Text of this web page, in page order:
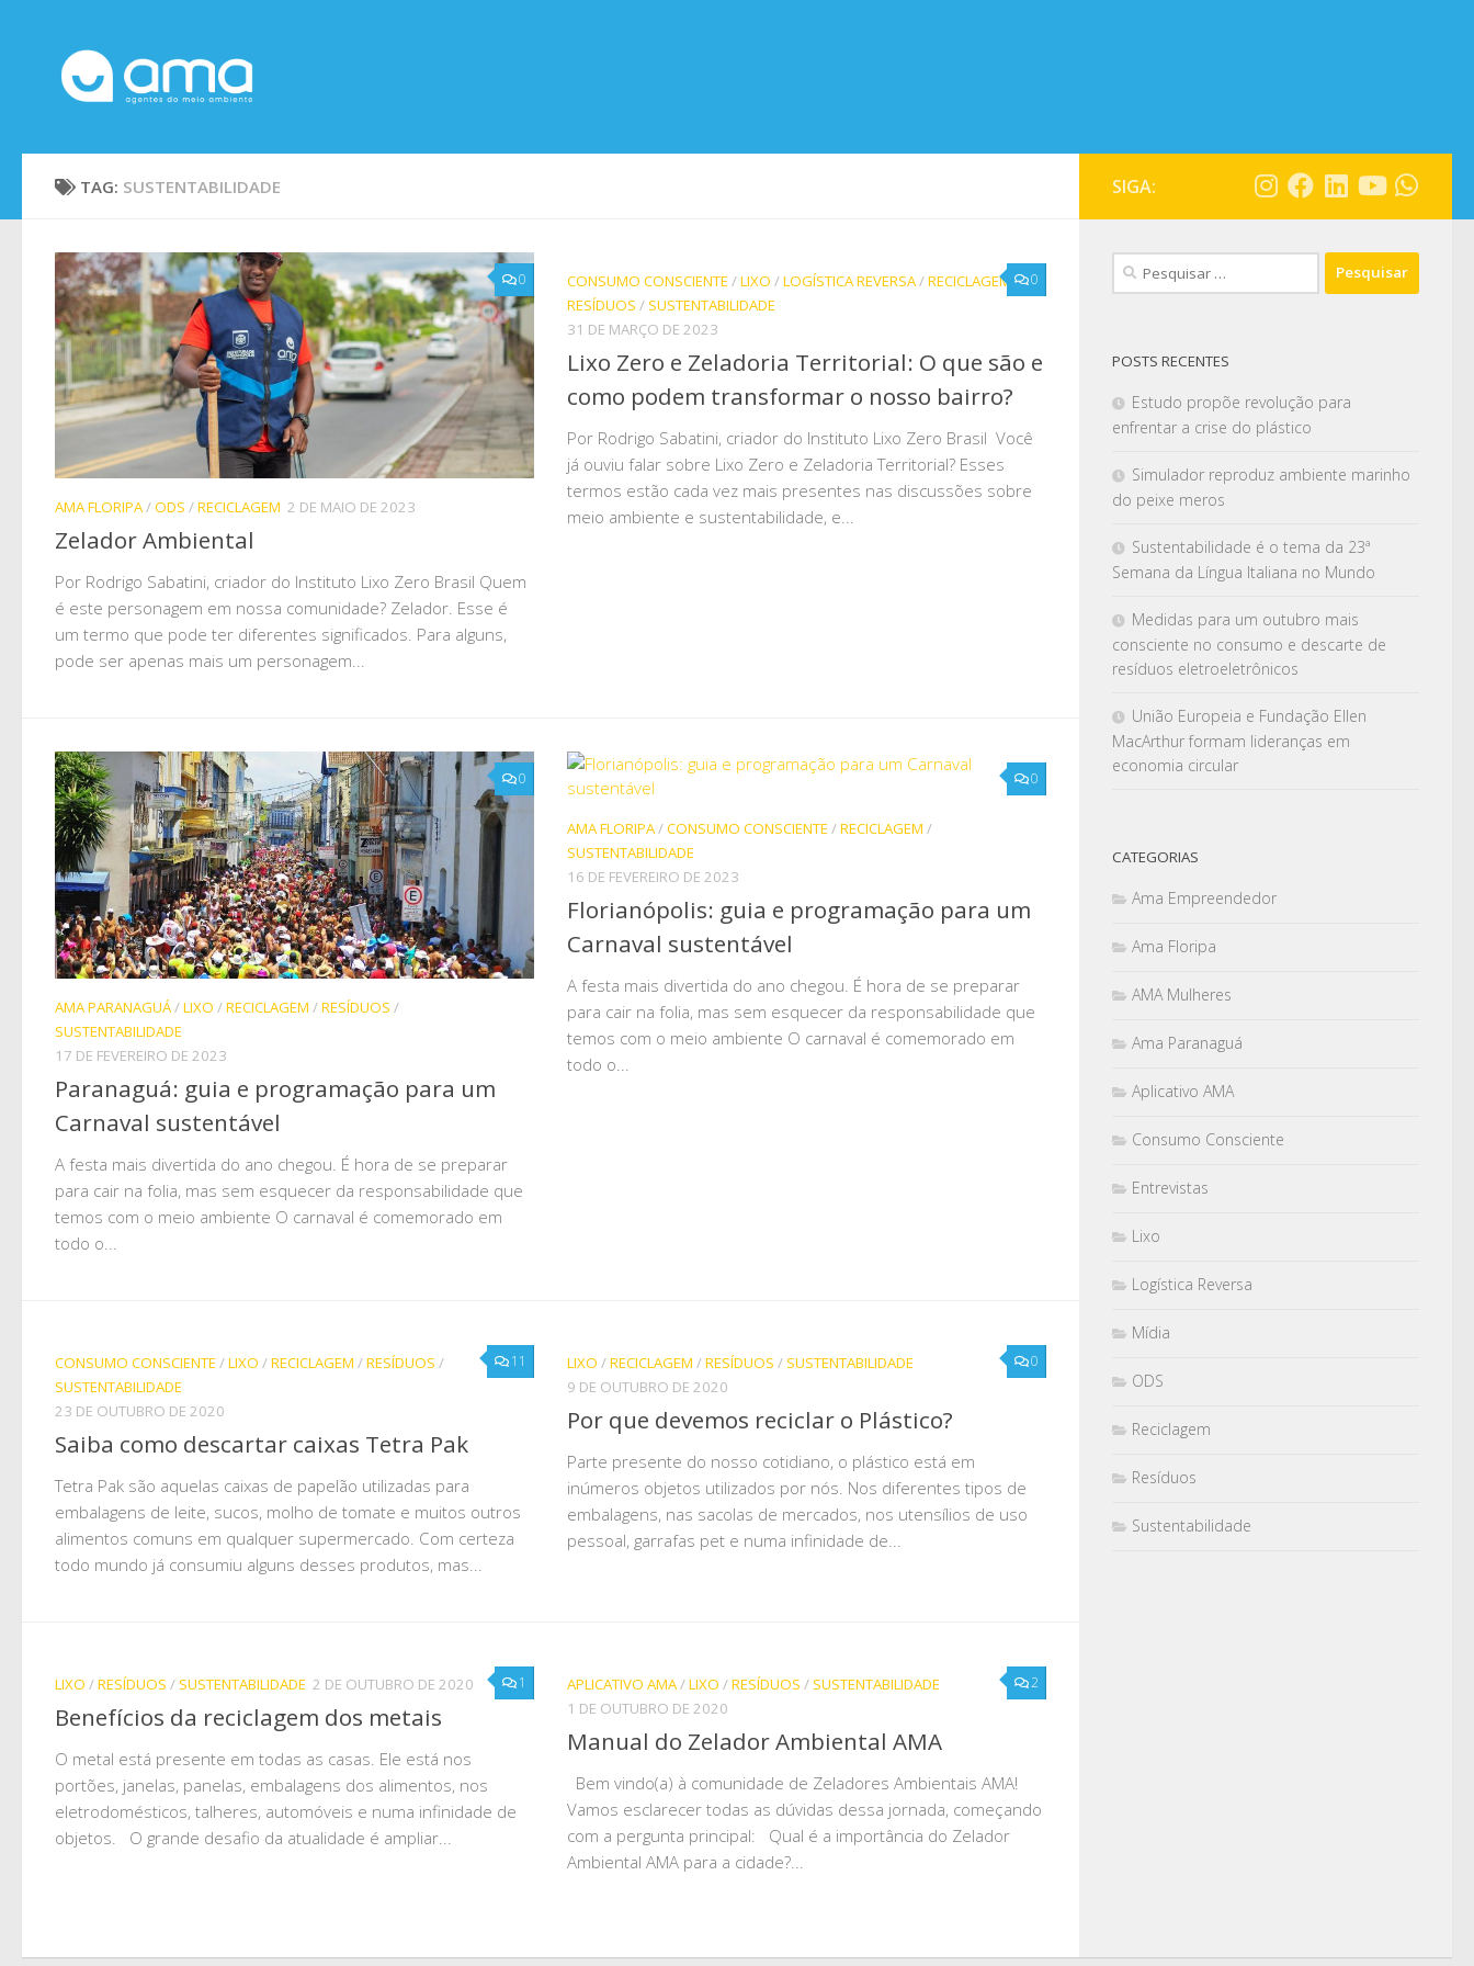
TAG: SUSTENTABILIDADE
0
AMA FLORIPA/ODS /RECICLAGEM 2 DE MAIO DE 2023
Zelador Ambiental
Por Rodrigo Sabatini, criador do Instituto Lixo Zero Brasil Quem
é este personagem em nossa comunidade? Zelador. Esse é
um termo que pode ter diferentes significados. Para alguns,
pode ser apenas mais um personagem...
0
CONSUMO CONSCIENTE/LIXO /LOGÍSTICA REVERSA/RECICLAGEM /
RESÍDUOS / SUSTENTABILIDADE
31 DE MARÇO DE 2023
Lixo Zero e Zeladoria Territorial: O que são e
como podem transformar o nosso bairro?
Por Rodrigo Sabatini, criador do Instituto Lixo Zero Brasil Você
já ouviu falar sobre Lixo Zero e Zeladoria Territorial? Esses
termos estão cada vez mais presentes nas discussões sobre
meio ambiente e sustentabilidade, e...
0
AMA PARANAGUÁ/LIXO /RECICLAGEM /RESÍDUOS /
SUSTENTABILIDADE
17 DE FEVEREIRO DE 2023
Paranaguá: guia e programação para um
Carnaval sustentável
A festa mais divertida do ano chegou. É hora de se preparar
para cair na folia, mas sem esquecer da responsabilidade que
temos com o meio ambiente O carnaval é comemorado em
todo o...
0
AMA FLORIPA/CONSUMO CONSCIENTE/RECICLAGEM /
SUSTENTABILIDADE
16 DE FEVEREIRO DE 2023
Florianópolis: guia e programação para um
Carnaval sustentável
A festa mais divertida do ano chegou. É hora de se preparar
para cair na folia, mas sem esquecer da responsabilidade que
temos com o meio ambiente O carnaval é comemorado em
todo o...
11
CONSUMO CONSCIENTE/LIXO /RECICLAGEM /RESÍDUOS /
SUSTENTABILIDADE
23 DE OUTUBRO DE 2020
Saiba como descartar caixas Tetra Pak
Tetra Pak são aquelas caixas de papelão utilizadas para
embalagens de leite, sucos, molho de tomate e muitos outros
alimentos comuns em qualquer supermercado. Com certeza
todo mundo já consumiu alguns desses produtos, mas...
0
LIXO /RECICLAGEM /RESÍDUOS / SUSTENTABILIDADE
9 DE OUTUBRO DE 2020
Por que devemos reciclar o Plástico?
Parte presente do nosso cotidiano, o plástico está em
inúmeros objetos utilizados por nós. Nos diferentes tipos de
embalagens, nas sacolas de mercados, nos utensílios de uso
pessoal, garrafas pet e numa infinidade de...
1
LIXO /RESÍDUOS / SUSTENTABILIDADE 2 DE OUTUBRO DE 2020
Benefícios da reciclagem dos metais
O metal está presente em todas as casas. Ele está nos
portões, janelas, panelas, embalagens dos alimentos, nos
eletrodomésticos, talheres, automóveis e numa infinidade de
objetos. O grande desafio da atualidade é ampliar...
2
APLICATIVO AMA/LIXO /RESÍDUOS / SUSTENTABILIDADE
1 DE OUTUBRO DE 2020
Manual do Zelador Ambiental AMA
Bem vindo(a) à comunidade de Zeladores Ambientais AMA!
Vamos esclarecer todas as dúvidas dessa jornada, começando
com a pergunta principal: Qual é a importância do Zelador
Ambiental AMA para a cidade?...
SIGA:
POSTS RECENTES
Estudo propõe revolução para
enfrentar a crise do plástico
Simulador reproduz ambiente marinho
do peixe meros
Sustentabilidade é o tema da 23ª
Semana da Língua Italiana no Mundo
Medidas para um outubro mais
consciente no consumo e descarte de
resíduos eletroeletrônicos
União Europeia e Fundação Ellen
MacArthur formam lideranças em
economia circular
CATEGORIAS
Ama Empreendedor
Ama Floripa
AMA Mulheres
Ama Paranaguá
Aplicativo AMA
Consumo Consciente
Entrevistas
Lixo
Logística Reversa
Mídia
ODS
Reciclagem
Resíduos
Sustentabilidade